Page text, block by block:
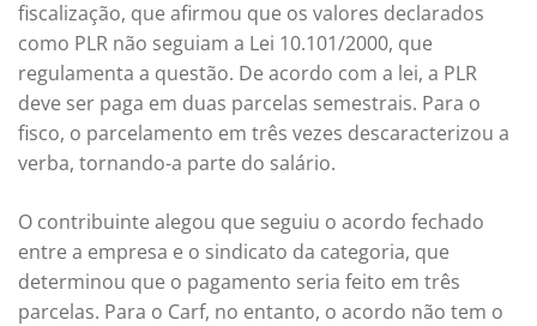
fiscalização, que afirmou que os valores declarados
como PLR não seguiam a Lei 10.101/2000, que
regulamenta a questão. De acordo com a lei, a PLR
deve ser paga em duas parcelas semestrais. Para o
fisco, o parcelamento em três vezes descaracterizou a
verba, tornando-a parte do salário.
O contribuinte alegou que seguiu o acordo fechado
entre a empresa e o sindicato da categoria, que
determinou que o pagamento seria feito em três
parcelas. Para o Carf, no entanto, o acordo não tem o